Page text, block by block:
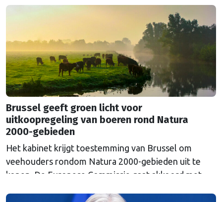
Euroclear parkeerde. De EU bevroor dat geld na de
Continued
Brussel geeft groen licht voor
uitkoopregeling van boeren rond Natura
2000-gebieden
Het kabinet krijgt toestemming van Brussel om
veehouders rondom Natura 2000-gebieden uit te
kopen. De Europese Commissie gaat akkoord met